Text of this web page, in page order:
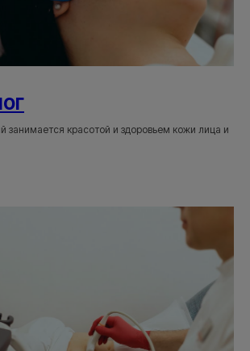
занимается красотой и здоровьем кожи лица и